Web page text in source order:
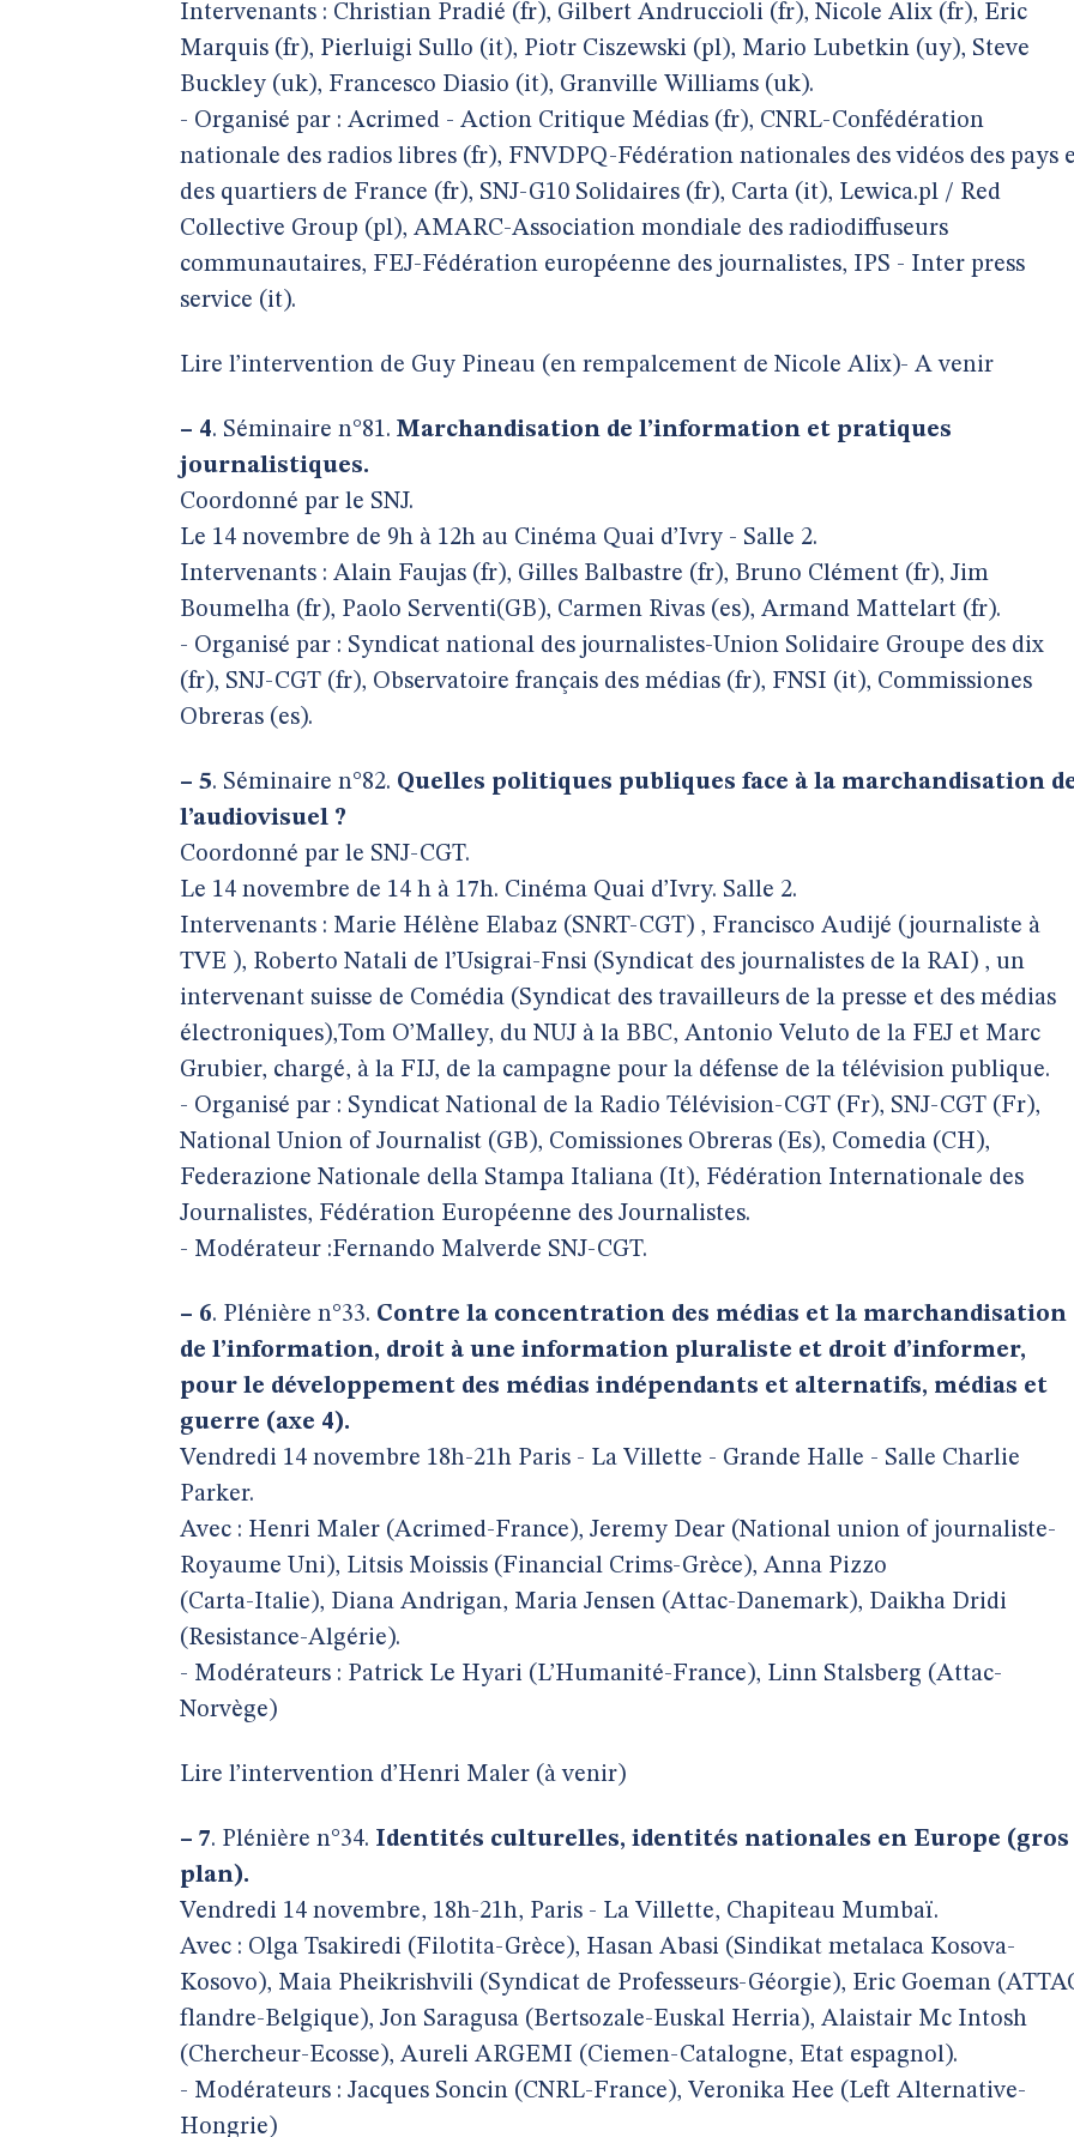
Intervenants : Christian Pradié (fr), Gilbert Andruccioli (fr), Nicole Alix (fr), Eric
Marquis (fr), Pierluigi Sullo (it), Piotr Ciszewski (pl), Mario Lubetkin (uy), Steve
Buckley (uk), Francesco Diasio (it), Granville Williams (uk).
- Organisé par : Acrimed - Action Critique Médias (fr), CNRL-Confédération
nationale des radios libres (fr), FNVDPQ-Fédération nationales des vidéos des pays
des quartiers de France (fr), SNJ-G10 Solidaires (fr), Carta (it), Lewica.pl / Red
Collective Group (pl), AMARC-Association mondiale des radiodiffuseurs
communautaires, FEJ-Fédération européenne des journalistes, IPS - Inter press
service (it).
Lire l’intervention de Guy Pineau (en rempalcement de Nicole Alix)- A venir
– 4. Séminaire n°81. Marchandisation de l’information et pratiques
journalistiques.
Coordonné par le SNJ.
Le 14 novembre de 9h à 12h au Cinéma Quai d’Ivry - Salle 2.
Intervenants : Alain Faujas (fr), Gilles Balbastre (fr), Bruno Clément (fr), Jim
Boumelha (fr), Paolo Serventi(GB), Carmen Rivas (es), Armand Mattelart (fr).
- Organisé par : Syndicat national des journalistes-Union Solidaire Groupe des dix
(fr), SNJ-CGT (fr), Observatoire français des médias (fr), FNSI (it), Commissiones
Obreras (es).
– 5. Séminaire n°82. Quelles politiques publiques face à la marchandisation
l’audiovisuel ?
Coordonné par le SNJ-CGT.
Le 14 novembre de 14 h à 17h. Cinéma Quai d’Ivry. Salle 2.
Intervenants : Marie Hélène Elabaz (SNRT-CGT) , Francisco Audijé (journaliste à
TVE ), Roberto Natali de l’Usigrai-Fnsi (Syndicat des journalistes de la RAI) , un
intervenant suisse de Comédia (Syndicat des travailleurs de la presse et des médias
électroniques),Tom O’Malley, du NUJ à la BBC, Antonio Veluto de la FEJ et Marc
Grubier, chargé, à la FIJ, de la campagne pour la défense de la télévision publique.
- Organisé par : Syndicat National de la Radio Télévision-CGT (Fr), SNJ-CGT (Fr),
National Union of Journalist (GB), Comissiones Obreras (Es), Comedia (CH),
Federazione Nationale della Stampa Italiana (It), Fédération Internationale des
Journalistes, Fédération Européenne des Journalistes.
- Modérateur :Fernando Malverde SNJ-CGT.
– 6. Plénière n°33. Contre la concentration des médias et la marchandisation
de l’information, droit à une information pluraliste et droit d’informer,
pour le développement des médias indépendants et alternatifs, médias et
guerre (axe 4).
Vendredi 14 novembre 18h-21h Paris - La Villette - Grande Halle - Salle Charlie
Parker.
Avec : Henri Maler (Acrimed-France), Jeremy Dear (National union of journaliste-
Royaume Uni), Litsis Moissis (Financial Crims-Grèce), Anna Pizzo
(Carta-Italie), Diana Andrigan, Maria Jensen (Attac-Danemark), Daikha Dridi
(Resistance-Algérie).
- Modérateurs : Patrick Le Hyari (L’Humanité-France), Linn Stalsberg (Attac-
Norvège)
Lire l’intervention d’Henri Maler (à venir)
– 7. Plénière n°34. Identités culturelles, identités nationales en Europe (gros
plan).
Vendredi 14 novembre, 18h-21h, Paris - La Villette, Chapiteau Mumbaï.
Avec : Olga Tsakiredi (Filotita-Grèce), Hasan Abasi (Sindikat metalaca Kosova-
Kosovo), Maia Pheikrishvili (Syndicat de Professeurs-Géorgie), Eric Goeman
flandre-Belgique), Jon Saragusa (Bertsozale-Euskal Herria), Alaistair Mc Intosh
(Chercheur-Ecosse), Aureli ARGEMI (Ciemen-Catalogne, Etat espagnol).
- Modérateurs : Jacques Soncin (CNRL-France), Veronika Hee (Left Alternative-
Hongrie)